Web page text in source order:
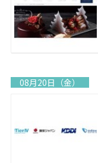
08月20日（金）